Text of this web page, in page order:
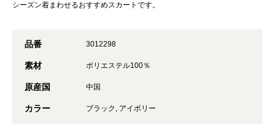
シーズン着まわせるおすすめスカートです。
品番 3012298
素材 ポリエステル100％
原産国 中国
カラー ブラック, アイボリー